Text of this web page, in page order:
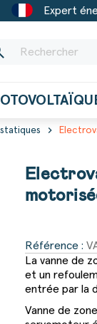
Expert
chevron_right
Référence :
La vanne de
et un
entrée par la
Vanne de